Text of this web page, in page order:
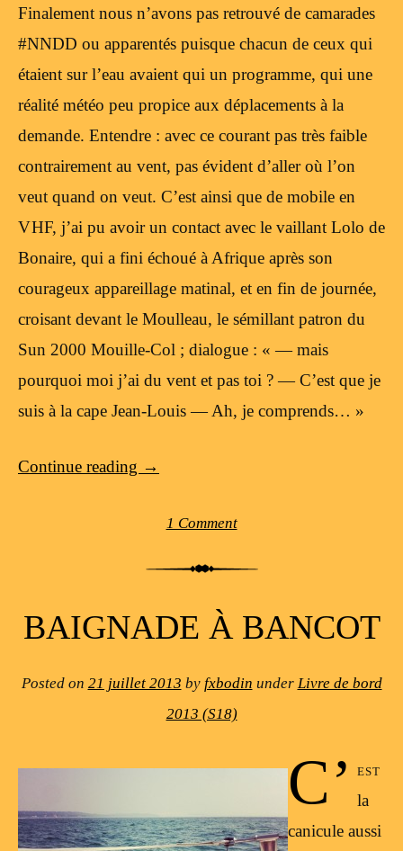
Finalement nous n’avons pas retrouvé de camarades
#NNDD ou apparentés puisque chacun de ceux qui
étaient sur l’eau avaient qui un programme, qui une
réalité météo peu propice aux déplacements à la
demande. Entendre : avec ce courant pas très faible
contrairement au vent, pas évident d’aller où l’on
veut quand on veut. C’est ainsi que de mobile en
VHF, j’ai pu avoir un contact avec le vaillant Lolo de
Bonaire, qui a fini échoué à Afrique après son
courageux appareillage matinal, et en fin de journée,
croisant devant le Moulleau, le sémillant patron du
Sun 2000 Mouille-Col ; dialogue : « — mais
pourquoi moi j’ai du vent et pas toi ? — C’est que je
suis à la cape Jean-Louis — Ah, je comprends… »
Continue reading →
1 Comment
BAIGNADE À BANCOT
Posted on 21 juillet 2013 by fxbodin under Livre de bord
2013 (S18)
C’ est
la
canicule aussi